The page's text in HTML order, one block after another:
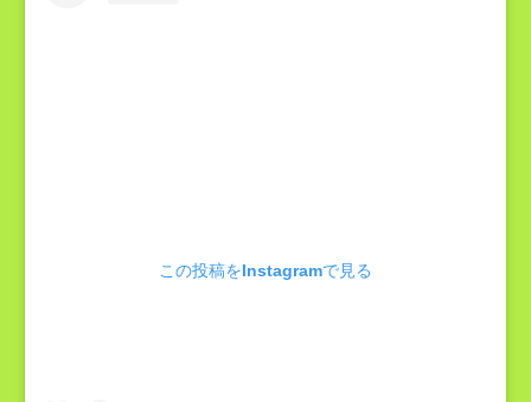
この投稿をInstagramで見る